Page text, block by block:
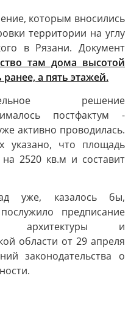
которым вносились
территории на углу
в Рязани. Документ
там дома высотой
а пять этажей.
решение
постфактум -
активно проводилась.
указано, что площадь
2520 кв.м и составит
уже, казалось бы,
предписание
архитектуры и
области от 29 апреля
законодательства о